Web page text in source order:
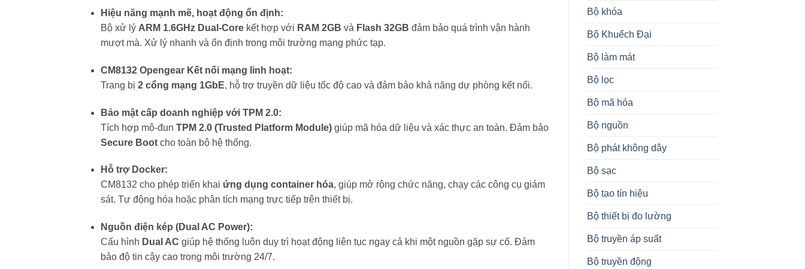
Bộ khóa
Bộ Khuếch Đại
Bộ làm mát
Bộ lọc
Bộ mã hóa
Bộ nguồn
Bộ phát không dây
Bộ sạc
Bộ tạo tín hiệu
Bộ thiết bị đo lường
Bộ truyền áp suất
Bộ truyền động
Hiệu năng mạnh mẽ, hoạt động ổn định:
Bộ xử lý ARM 1.6GHz Dual-Corekết hợp với RAM 2GB và Flash 32GB đảm bảo quá trình vận hành
mượt mà. Xử lý nhanh và ổn định trong môi trường mạng phức tạp.
CM8132 Opengear Kết nối mạng linh hoạt:
Trang bị 2 cổng mạng 1GbE, hỗ trợ truyền dữ liệu tốc độ cao và đảm bảo khả năng dự phòng kết nối.
Bảo mật cấp doanh nghiệp với TPM 2.0:
Tích hợp mô-đun TPM 2.0 (Trusted Platform Module)giúp mã hóa dữ liệu và xác thực an toàn. Đảm bảo
Secure Bootcho toàn bộ hệ thống.
Hỗ trợ Docker:
CM8132 cho phép triển khai ứng dụng container hóa, giúp mở rộng chức năng, chạy các công cụ giám
sát. Tự động hóa hoặc phân tích mạng trực tiếp trên thiết bị.
Nguồn điện kép (Dual AC Power):
Cấu hình Dual AC giúp hệ thống luôn duy trì hoạt động liên tục ngay cả khi một nguồn gặp sự cố. Đảm
bảo độ tin cậy cao trong môi trường 24/7.